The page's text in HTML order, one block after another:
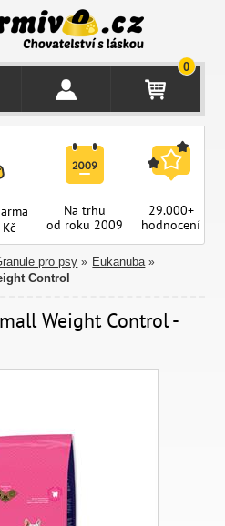
0
Na trhu
od roku 2009
29.000+
hodnocení
pro psy » Eukanuba »
Control
Weight Control -